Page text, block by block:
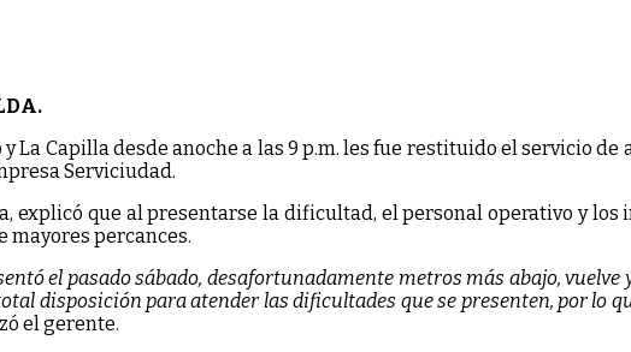
La Capilla desde anoche a las 9 p.m. les fue restituido el servicio
Serviciudad.
explicó que al presentarse la dificultad, el personal operativo y
mayores percances.
el pasado sábado, desafortunadamente metros más abajo,
disposición para atender las dificultades que se presenten, por lo
el gerente.